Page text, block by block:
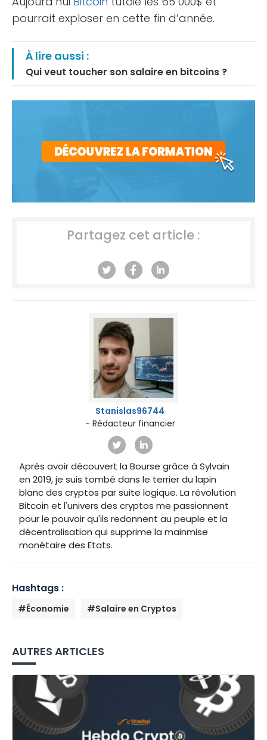
pourrait exploser en cette fin d’année.
À lire aussi :
Qui veut toucher son salaire en bitcoins ?
Partagez cet article :
Stanislas96744
- Rédacteur financier
Après avoir découvert la Bourse grâce à Sylvain
en 2019, je suis tombé dans le terrier du lapin
blanc des cryptos par suite logique. La révolution
Bitcoin et l'univers des cryptos me passionnent
pour le pouvoir qu'ils redonnent au peuple et la
décentralisation qui supprime la mainmise
monétaire des Etats.
Hashtags :
#Économie #Salaire en Cryptos
AUTRES ARTICLES